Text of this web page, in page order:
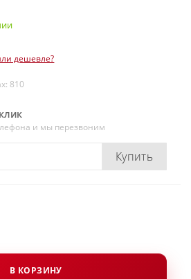
дешевле?
810
и мы перезвоним
Купить
В КОРЗИНУ